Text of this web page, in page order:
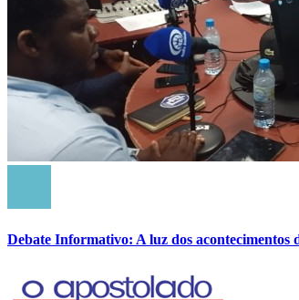
Debate Informativo: A luz dos acontecimentos